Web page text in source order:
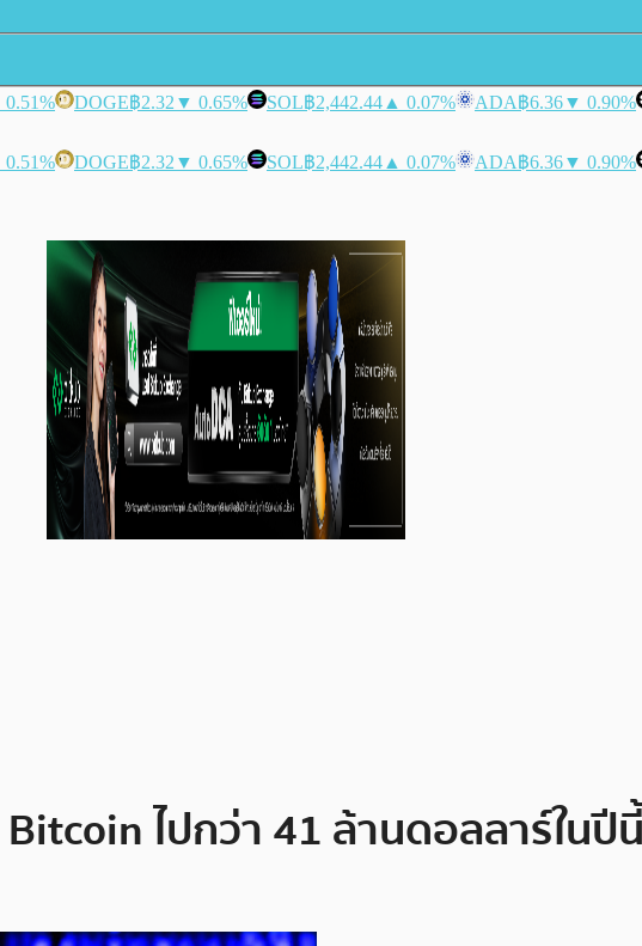
DOGE฿2.32 ▼ 0.65% SOL฿2,442.44 ▲ 0.07% ADA฿6.36▼ 0.90%
DOGE฿2.32 ▼ 0.65% SOL฿2,442.44 ▲ 0.07% ADA฿6.36▼ 0.90%
ไปกว่า 41 ล้านดอลลาร์ใน